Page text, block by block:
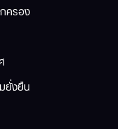
ครอง
ยั่งยืน